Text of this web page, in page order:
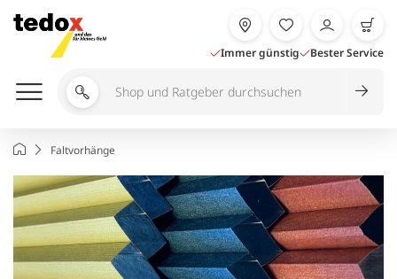
Inhalt
springen
Immer günstig Bester Service
Shop
durchsuchen
StartseiteFaltvorhänge